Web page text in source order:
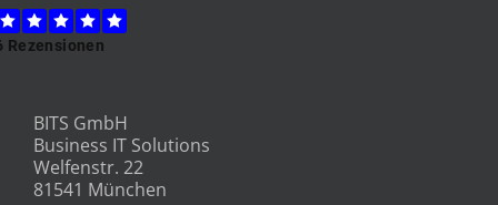
BITS GmbH
Business IT Solutions
Welfenstr. 22
81541 München